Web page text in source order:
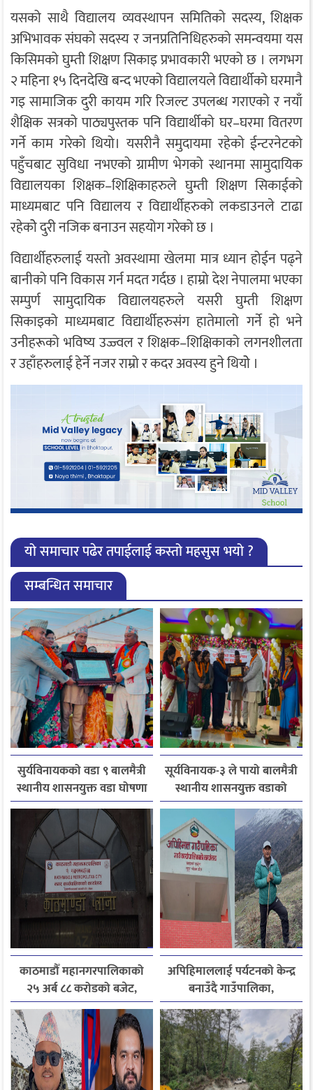
यसको साथै विद्यालय व्यवस्थापन समितिको सदस्य, शिक्षक
अभिभावक संघको सदस्य र जनप्रतिनिधिहरुको समन्वयमा यस
किसिमको घुम्ती शिक्षण सिकाइ प्रभावकारी भएको छ । लगभग
२ महिना १५ दिनदेखि बन्द भएको विद्यालयले विद्यार्थीको घरमानै
गइ सामाजिक दुरी कायम गरि रिजल्ट उपलब्ध गराएको र नयाँ
शैक्षिक सत्रको पाठ्यपुस्तक पनि विद्यार्थीको घर–घरमा वितरण
गर्ने काम गरेको थियो। यसरीनै समुदायमा रहेको ईन्टरनेटको
पहुँचबाट सुविधा नभएको ग्रामीण भेगको स्थानमा सामुदायिक
विद्यालयका शिक्षक–शिक्षिकाहरुले घुम्ती शिक्षण सिकाईको
माध्यमबाट पनि विद्यालय र विद्यार्थीहरुको लकडाउनले टाढा
रहेकोे दुरी नजिक बनाउन सहयोग गरेको छ ।
विद्यार्थीहरुलाई यस्तो अवस्थामा खेलमा मात्र ध्यान होईन पढ्ने
बानीको पनि विकास गर्न मदत गर्दछ । हाम्रो देश नेपालमा भएका
सम्पुर्ण सामुदायिक विद्यालयहरुले यसरी घुम्ती शिक्षण
सिकाइको माध्यमबाट विद्यार्थीहरुसंग हातेमालो गर्ने हो भने
उनीहरूको भविष्य उज्ज्वल र शिक्षक–शिक्षिकाको लगनशीलता
र उहाँहरुलाई हेर्ने नजर राम्रो र कदर अवस्य हुने थियोे ।
यो समाचार पढेर तपाईलाई कस्तो महसुस भयो ?
सम्बन्धित समाचार
सुर्यविनायकको वडा ९ बालमैत्री
स्थानीय शासनयुक्त वडा घोषणा
सूर्यविनायक-३ ले पायो बालमैत्री
स्थानीय शासनयुक्त वडाको
मान्यता
काठमाडौँ महानगरपालिकाको
२५ अर्ब ८८ करोडको बजेट,
पूर्वाधार र सेवा सुधारलाई
प्राथमिकता
अपिहिमाललाई पर्यटनको केन्द्र
बनाउँदै गाउँपालिका,
बहुआयामिक पर्यटन विकासमा
जोड